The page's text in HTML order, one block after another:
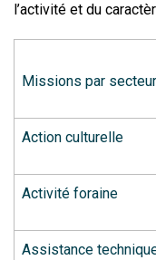
l’activité et du
Missions par
Action culturelle
Activité foraine
Assistance